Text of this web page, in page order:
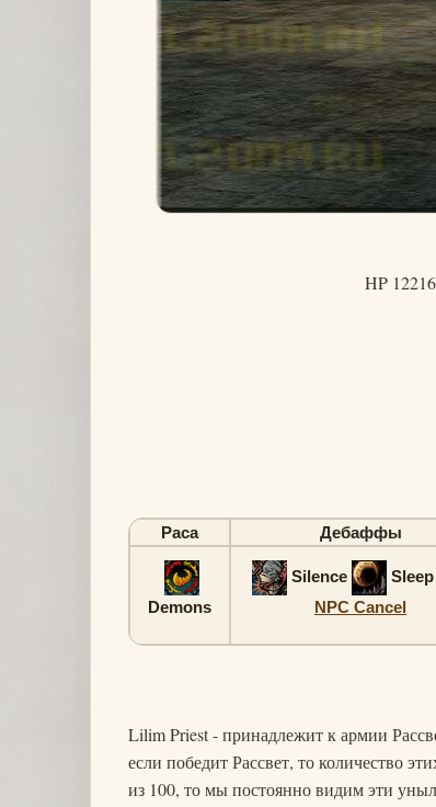
HP
Раса Дебаффы
Demons
Silence
Sleep
NPC Cancel
Lilim Priest - принадлежит к армии
если победит Рассвет, то количество
из 100, то мы постоянно видим эти